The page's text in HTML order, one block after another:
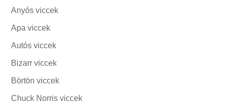
Anyós viccek
Apa viccek
Autós viccek
Bizarr viccek
Börtön viccek
Chuck Norris viccek